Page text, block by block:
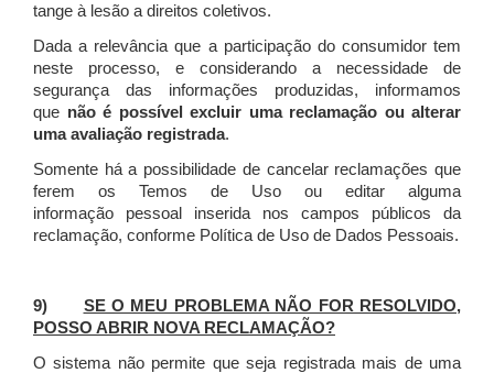
tange à lesão a direitos coletivos.
Dada a relevância que a participação do consumidor tem
neste processo, e considerando a necessidade de
segurança das informações produzidas, informamos
que não é possível excluir uma reclamação ou alterar
uma avaliação registrada.
Somente há a possibilidade de cancelar reclamações que
ferem os Temos de Uso ou editar alguma
informação pessoal inserida nos campos públicos da
reclamação, conforme Política de Uso de Dados Pessoais.
9) SE O MEU PROBLEMA NÃO FOR RESOLVIDO,
POSSO ABRIR NOVA RECLAMAÇÃO?
O sistema não permite que seja registrada mais de uma